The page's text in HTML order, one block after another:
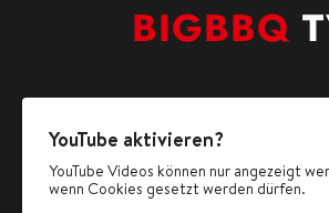
BIGBBQ
YouTube aktivieren?
YouTube Videos können nur angezeigt
wenn Cookies gesetzt werden dürfen.